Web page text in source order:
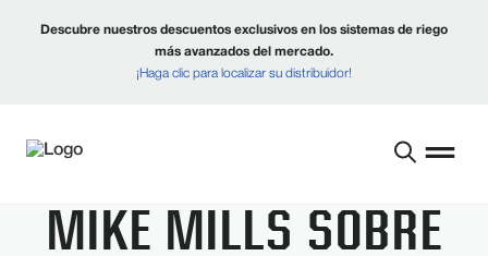
Descubre nuestros descuentos exclusivos en los sistemas de riego
más avanzados del mercado.
¡Haga clic para localizar su distribuidor!
MIKE MILLS SOBRE